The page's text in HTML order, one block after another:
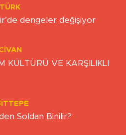
dengeler değişiyor
KÜLTÜRÜ VE KARŞILIKLI
Soldan Binilir?